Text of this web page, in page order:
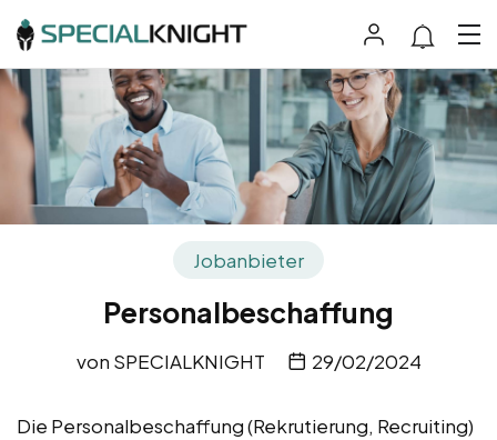
Jobanbieter
Personalbeschaffung
von SPECIALKNIGHT 29/02/2024
Die Personalbeschaffung (Rekrutierung, Recruiting)